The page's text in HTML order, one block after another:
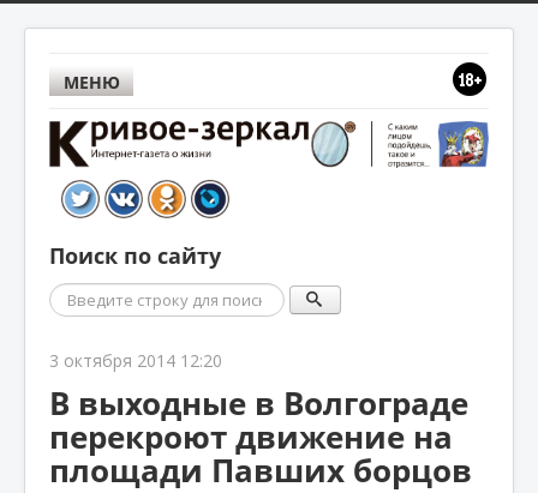
МЕНЮ
Поиск по сайту
Поиск
3 октября 2014 12:20
В выходные в Волгограде
перекроют движение на
площади Павших борцов